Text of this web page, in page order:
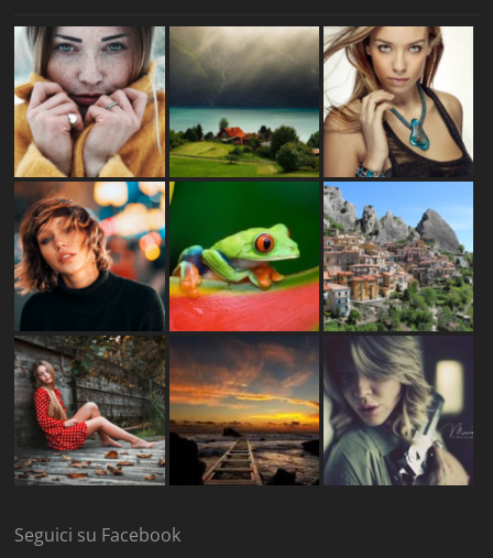
Seguici su Facebook